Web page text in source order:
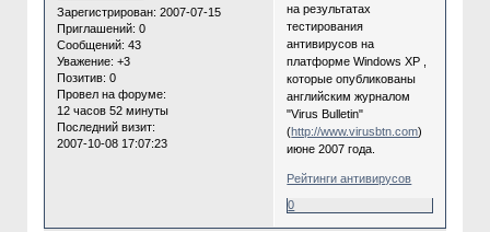
Зарегистрирован: 2007-07-15
Приглашений: 0
Сообщений: 43
Уважение: +3
Позитив: 0
Провел на форуме:
12 часов 52 минуты
Последний визит:
2007-10-08 17:07:23
на результатах
тестирования
антивирусов на
платформе Windows XP ,
которые опубликованы
английским журналом
"Virus Bulletin"
(http://www.virusbtn.com)
июне 2007 года.
Рейтинги антивирусов
0